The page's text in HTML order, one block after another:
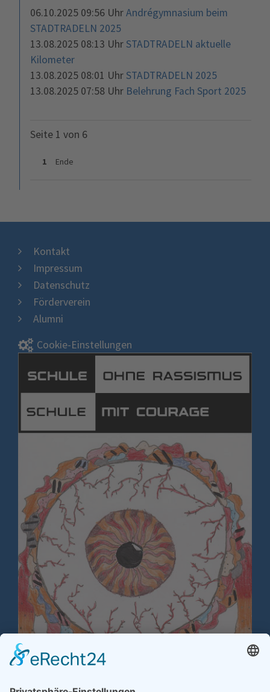
06.10.2025 09:56 UhrAndrégymnasium beim
STADTRADELN 2025
13.08.2025 08:13 Uhr STADTRADELN aktuelle
Kilometer
13.08.2025 08:01 Uhr STADTRADELN 2025
13.08.2025 07:58 Uhr Belehrung Fach Sport 2025
Seite 1 von 6
1 Ende
Kontakt
Impressum
Datenschutz
Förderverein
Alumni
Cookie-Einstellungen